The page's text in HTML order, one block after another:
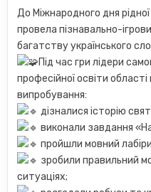
До Міжнародного дня
провела пізнавально-
багатству українського
Під час гри лідери
професійної освіти області
випробування:
дізналися історію
виконали завдання
пройшли мовний
зробили правильний
ситуаціях;